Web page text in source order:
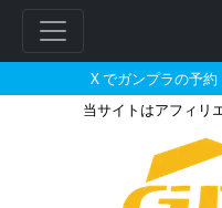
X でガンプラの予
当サイトはアフィリ
TORAYAで